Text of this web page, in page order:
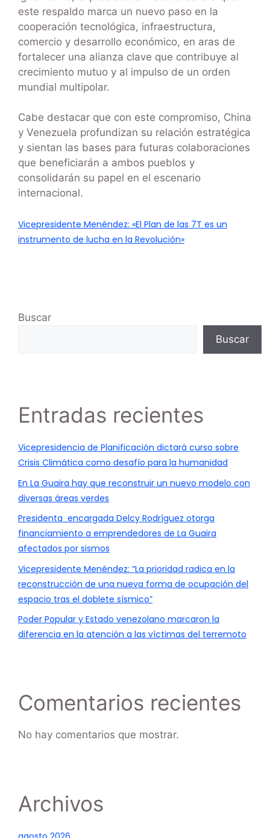
este respaldo marca un nuevo paso en la
cooperación tecnológica, infraestructura,
comercio y desarrollo económico, en aras de
fortalecer una alianza clave que contribuye al
crecimiento mutuo y al impulso de un orden
mundial multipolar.
Cabe destacar que con este compromiso, China
y Venezuela profundizan su relación estratégica
y sientan las bases para futuras colaboraciones
que beneficiarán a ambos pueblos y
consolidarán su papel en el escenario
internacional.
Vicepresidente Menéndez: «El Plan de las 7T es un
instrumento de lucha en la Revolución»
Buscar
Buscar
Entradas recientes
Vicepresidencia de Planificación dictará curso sobre
Crisis Climática como desafío para la humanidad
En La Guaira hay que reconstruir un nuevo modelo con
diversas áreas verdes
Presidenta encargada Delcy Rodríguez otorga
financiamiento a emprendedores de La Guaira
afectados por sismos
Vicepresidente Menéndez: “La prioridad radica en la
reconstrucción de una nueva forma de ocupación del
espacio tras el doblete sísmico”
Poder Popular y Estado venezolano marcaron la
diferencia en la atención a las víctimas del terremoto
Comentarios recientes
No hay comentarios que mostrar.
Archivos